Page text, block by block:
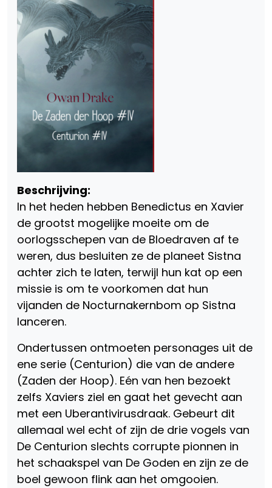
Beschrijving:
In het heden hebben Benedictus en Xavier
de grootst mogelijke moeite om de
oorlogsschepen van de Bloedraven af te
weren, dus besluiten ze de planeet Sistna
achter zich te laten, terwijl hun kat op een
missie is om te voorkomen dat hun
vijanden de Nocturnakernbom op Sistna
lanceren.
Ondertussen ontmoeten personages uit de
ene serie (Centurion) die van de andere
(Zaden der Hoop). Eén van hen bezoekt
zelfs Xaviers ziel en gaat het gevecht aan
met een Uberantivirusdraak. Gebeurt dit
allemaal wel echt of zijn de drie vogels van
De Centurion slechts corrupte pionnen in
het schaakspel van De Goden en zijn ze de
boel gewoon flink aan het omgooien.